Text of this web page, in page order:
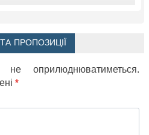
ПРОПОЗИЦІЇ
оприлюднюватиметься.
*